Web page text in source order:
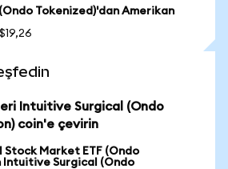
Tokenized)'dan Amerikan
Intuitive Surgical (Ondo
coin'e çevirin
Stock Market ETF (Ondo
Intuitive Surgical (Ondo